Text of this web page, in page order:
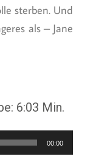
sterben. Und
als – Jane
6:03 Min.
00:00